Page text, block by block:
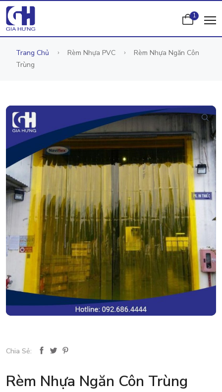
1
Trang Chủ Rèm Nhựa PVC
Rèm Nhựa Ngăn Côn
Trùng
Chia Sẻ:
Rèm Nhựa Ngăn Côn Trùng